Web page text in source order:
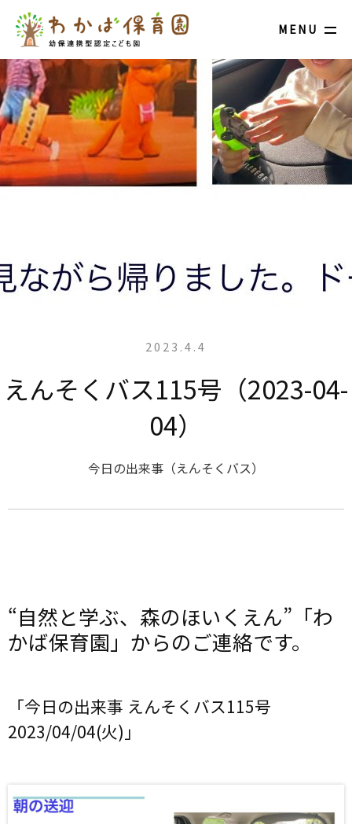
MENU
2023.4.4
えんそくバス115号（2023-04-
04）
今日の出来事（えんそくバス）
“自然と学ぶ、森のほいくえん”「わ
かば保育園」からのご連絡です。
「今日の出来事 えんそくバス115号
2023/04/04(火)」